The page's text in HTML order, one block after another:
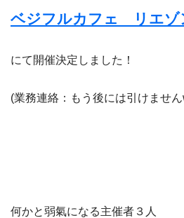
ベジフルカフェ リエゾ
にて開催決定しました！
(業務連絡：もう後には引けませ
何かと弱氣になる主催者３人